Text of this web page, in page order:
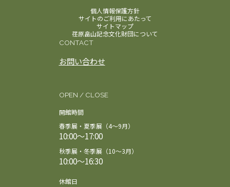
個人情報保護方針
サイトのご利用にあたって
サイトマップ
荏原畠山記念文化財団について
CONTACT
お問い合わせ
OPEN / CLOSE
開館時間
春季展・夏季展（4～9月）
10:00～17:00
秋季展・冬季展（10～3月）
10:00～16:30
休館日